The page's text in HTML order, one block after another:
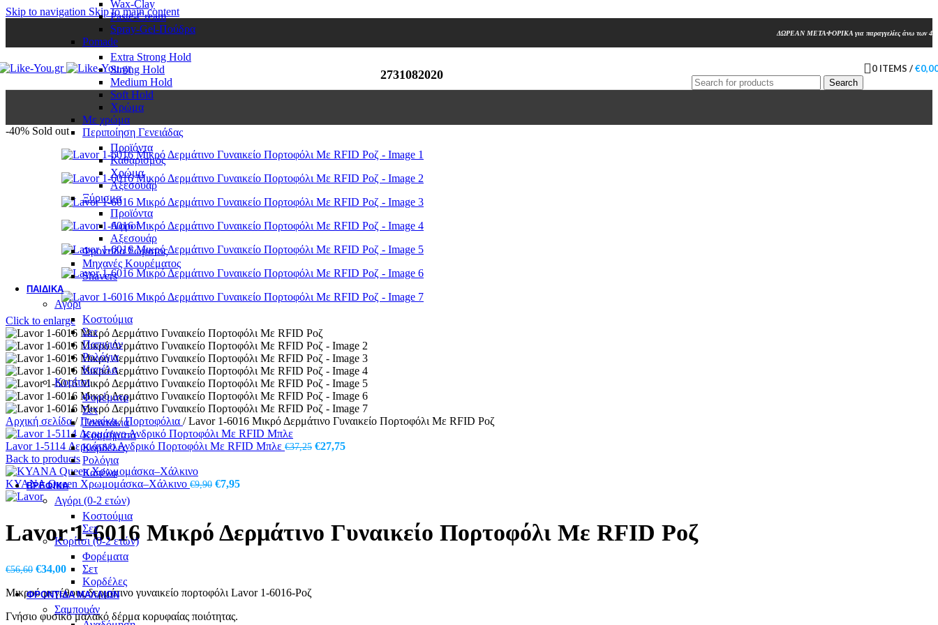
Skip to navigation Skip to main content
ΔΩΡΕΑΝ ΜΕΤΑΦΟΡΙΚΑ για παραγγελίες άνω των
2731082020
Search
0 ITEMS /€
Wax-Clay
Paste-Cream
Spray-Gel-Πούδρα
Pomade
Extra Strong Hold
Strong Hold
Medium Hold
Soft Hold
Χρώμα
Με χρώμα
Περιποίηση Γενειάδας
Προϊόντα
Καθαρισμός
Χρώμα
Αξεσουάρ
Ξύρισμα
Προϊόντα
Αφροί
Αξεσουάρ
Φροντίδα Σώματος
Μηχανές Κουρέματος
Shavers
ΠΑΙΔΙΚΆ
Αγόρι
Κοστούμια
Σετ
Παπιγιόν
Ρολόγια
Καπέλα
Κορίτσι
Φορέματα
Σετ
Τσαντάκια
Κοσμήματα
Κορδέλες
Ρολόγια
Καπέλα
ΒΡΕΦΙΚΆ
Αγόρι (0-2 ετών)
Κοστούμια
Σετ
Κορίτσι (0-2 ετών)
Φορέματα
Σετ
Κορδέλες
ΦΡΟΝΤΙΔΑ ΜΑΛΛΙΩΝ
Σαμπουάν
-40% Sold out
Click to enlarge
Αρχική σελίδα/ Γυναίκα/ Πορτοφόλια / Lavor 1-6016 Μικρό Δερμάτινο Γυναικείο Πορτοφόλι Με RFID Ροζ
Lavor 1-5114 Δερμάτινο Ανδρικό Πορτοφόλι Με RFID Μπλε €37,25 Original
€27,75Η
Back to products
KYANA Queen Χρωμομάσκα–Χάλκινο €9,90 Original
€7,95Η
€7,95.
Lavor 1-6016 Μικρό Δερμάτινο Γυναικείο Πορτοφόλι Με RFID Ροζ
€56,60 Original
was:
€56,60.
€34,00Η
τρέχουσα
τιμή
είναι:
€34,00.
Μικρού μεγέθους δερμάτινο γυναικείο πορτοφόλι Lavor 1-6016-Ροζ
Γνήσιο φυσικό μαλακό δέρμα κορυφαίας ποιότητας.